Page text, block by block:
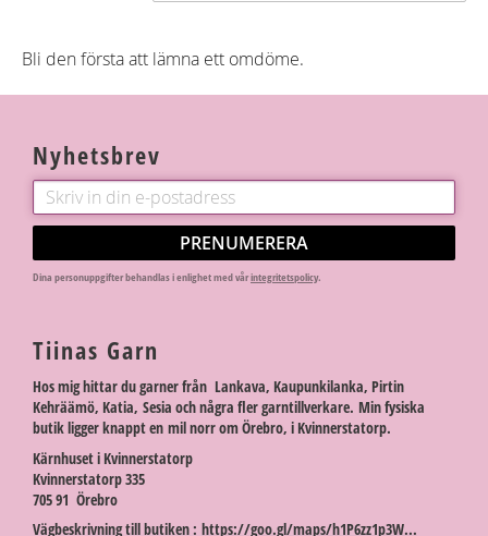
Bli den första att lämna ett omdöme.
Nyhetsbrev
PRENUMERERA
Dina personuppgifter behandlas i enlighet med vårintegritetspolicy.
Tiinas Garn
Hos mig hittar du garner från Lankava, Kaupunkilanka, Pirtin
Kehräämö, Katia, Sesia och några fler garntillverkare. Min fysiska
butik ligger knappt en mil norr om Örebro, i Kvinnerstatorp.
Kärnhuset i Kvinnerstatorp
Kvinnerstatorp 335
705 91 Örebro
Vägbeskrivning till butiken : https://goo.gl/maps/h1P6zz1p3W...